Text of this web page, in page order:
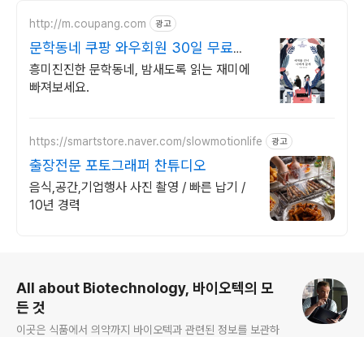
http://m.coupang.com 광고
문학동네 쿠팡 와우회원 30일 무료반
품
흥미진진한 문학동네, 밤새도록 읽는 재미에
빠져보세요.
https://smartstore.naver.com/slowmotionlife 광고
출장전문 포토그래퍼 찬튜디오
음식,공간,기업행사 사진 촬영 / 빠른 납기 /
10년 경력
All about Biotechnology, 바이오텍의 모
든 것
이곳은 식품에서 의약까지 바이오텍과 관련된 정보를 보관하